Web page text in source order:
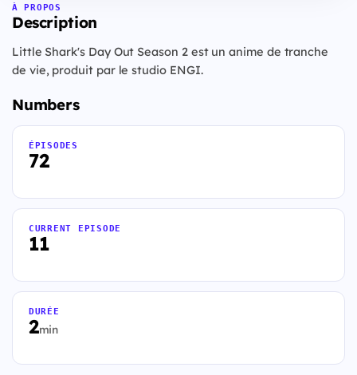
À PROPOS
Description
Little Shark's Day Out Season 2 est un anime de tranche
de vie, produit par le studio ENGI.
Numbers
72
ÉPISODES
11
CURRENT EPISODE
2min
DURÉE